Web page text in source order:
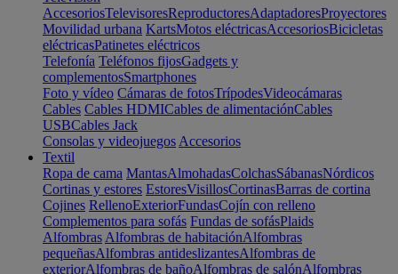
AccesoriosTelevisoresReproductoresAdaptadoresProyectores
Movilidad urbana KartsMotos eléctricasAccesoriosBicicletas
eléctricasPatinetes eléctricos
Telefonía Teléfonos fijosGadgets y
complementosSmartphones
Foto y vídeo Cámaras de fotosTrípodesVideocámaras
Cables Cables HDMICables de alimentaciónCables
USBCables Jack
Consolas y videojuegos Accesorios
Textil
Ropa de cama MantasAlmohadasColchasSábanasNórdicos
Cortinas y estores EstoresVisillosCortinasBarras de cortina
Cojines RellenoExteriorFundasCojín con relleno
Complementos para sofás Fundas de sofásPlaids
Alfombras Alfombras de habitaciónAlfombras
pequeñasAlfombras antideslizantesAlfombras de
exteriorAlfombras de bañoAlfombras de salónAlfombras